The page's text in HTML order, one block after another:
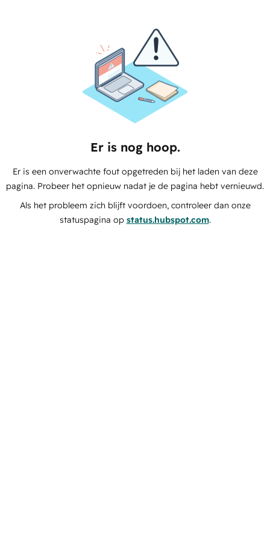
Er is nog hoop.
Er is een onverwachte fout opgetreden bij het laden van deze
pagina. Probeer het opnieuw nadat je de pagina hebt vernieuwd.
Als het probleem zich blijft voordoen, controleer dan onze
statuspagina op status.hubspot.com.